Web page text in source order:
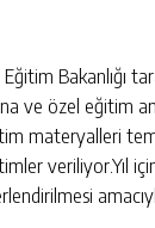
Bakanlığı
ve özel eğitim
materyalleri
veriliyor.Yıl